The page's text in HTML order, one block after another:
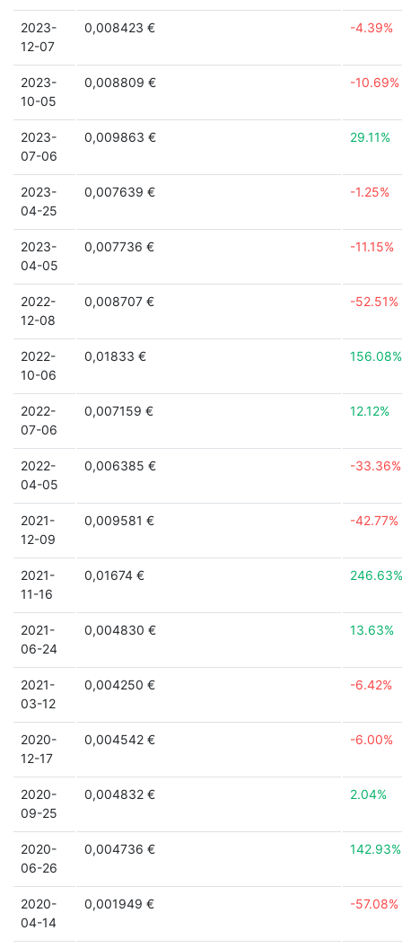
2023-
12-07
0,008423 € -4.39%
2023-
10-05
0,008809 € -10.69%
2023-
07-06
0,009863 € 29.11%
2023-
04-25
0,007639 € -1.25%
2023-
04-05
0,007736 € -11.15%
2022-
12-08
0,008707 € -52.51%
2022-
10-06
0,01833 € 156.08%
2022-
07-06
0,007159 € 12.12%
2022-
04-05
0,006385 € -33.36%
2021-
12-09
0,009581 € -42.77%
2021-
11-16
0,01674 € 246.63%
2021-
06-24
0,004830 € 13.63%
2021-
03-12
0,004250 € -6.42%
2020-
12-17
0,004542 € -6.00%
2020-
09-25
0,004832 € 2.04%
2020-
06-26
0,004736 € 142.93%
2020-
04-14
0,001949 € -57.08%